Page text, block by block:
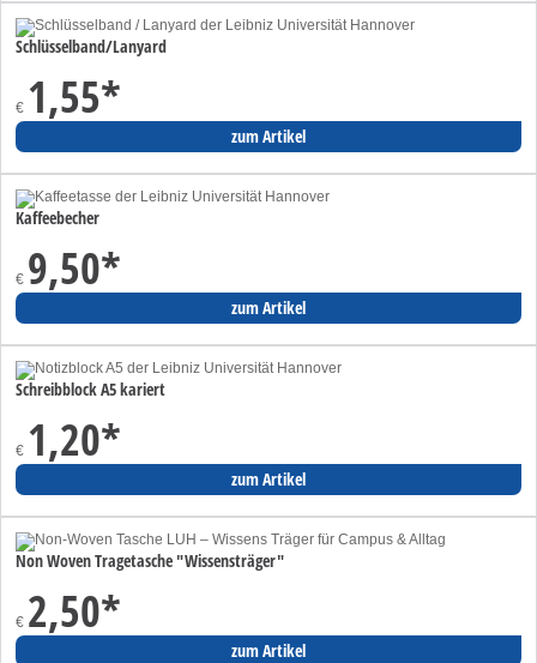
Schlüsselband/Lanyard
€ 1,55*
zum Artikel
Kaffeebecher
€ 9,50*
zum Artikel
Schreibblock A5 kariert
€ 1,20*
zum Artikel
Non Woven Tragetasche "Wissensträger"
€ 2,50*
zum Artikel